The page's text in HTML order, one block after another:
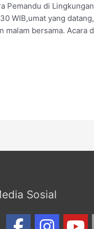
Pemandu di
WIB,umat yang
malam bersama. Acara
Sosial